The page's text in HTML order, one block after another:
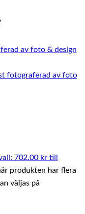
702.00 kr till
produkten har flera
väljas på